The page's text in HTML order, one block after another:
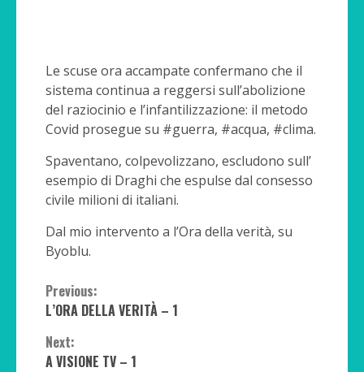
Le scuse ora accampate confermano che il
sistema continua a reggersi sull’abolizione
del raziocinio e l’infantilizzazione: il metodo
Covid prosegue su #guerra, #acqua, #clima.
Spaventano, colpevolizzano, escludono sull’
esempio di Draghi che espulse dal consesso
civile milioni di italiani.
Dal mio intervento a l’Ora della verità, su
Byoblu.
Continue
Reading
Previous:
L’ORA DELLA VERITÀ – 1
Next:
A VISIONE TV – 1